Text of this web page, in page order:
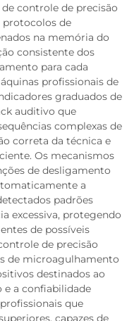
controle de precisão
protocolos de
na memória do
consistente dos
para cada
profissionais de
graduados de
auditivo que
complexas de
correta da técnica e
Os mecanismos
de desligamento
a
padrões
excessiva, protegendo
de possíveis
de precisão
de microagulhamento
destinados ao
e a confiabilidade
que
capazes de